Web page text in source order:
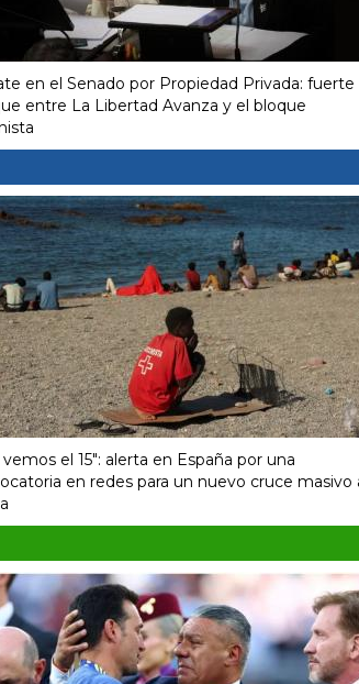
en el Senado por Propiedad Privada: fuerte
entre La Libertad Avanza y el bloque
vemos el 15″: alerta en España por una
en redes para un nuevo cruce masivo